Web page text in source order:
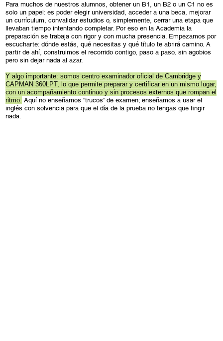
Para muchos de nuestros alumnos, obtener un B1, un B2 o un C1 no es
solo un papel: es poder elegir universidad, acceder a una beca, mejorar
un currículum, convalidar estudios o, simplemente, cerrar una etapa que
llevaban tiempo intentando completar. Por eso en la Academia la
preparación se trabaja con rigor y con mucha presencia. Empezamos por
escucharte: dónde estás, qué necesitas y qué título te abrirá camino. A
partir de ahí, construimos el recorrido contigo, paso a paso, sin agobios
pero sin dejar nada al azar.
Y algo importante: somos centro examinador oficial de Cambridge y
CAPMAN 360LPT, lo que permite preparar y certificar en un mismo lugar,
con un acompañamiento continuo y sin procesos externos que rompan el
ritmo. Aquí no enseñamos “trucos” de examen; enseñamos a usar el
inglés con solvencia para que el día de la prueba no tengas que fingir
nada.